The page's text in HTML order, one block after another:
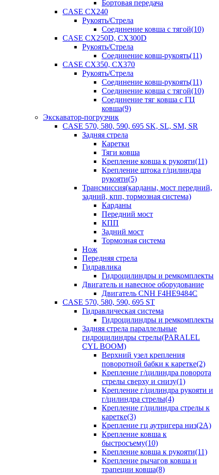
Бортовая передача
CASE CX240
Рукоять/Стрела
Соединение ковша с тягой(10)
CASE CX250D, CX300D
Рукоять/Стрела
Соединение ковш-рукоять(11)
CASE CX350, CX370
Рукоять/Стрела
Соединение ковш-рукоять(11)
Соединение ковша с тягой(10)
Соединение тяг ковша с ГЦ
ковша(9)
Экскаватор-погрузчик
CASE 570, 580, 590, 695 SK, SL, SM, SR
Задняя стрела
Каретки
Тяги ковша
Крепление ковша к рукояти(11)
Крепление штока г/цилиндра
рукояти(5)
Трансмиссия(карданы, мост передний,
задний, кпп, тормозная система)
Карданы
Передний мост
КПП
Задний мост
Тормозная система
Нож
Передняя стрела
Гидравлика
Гидроцилиндры и ремкомплекты
Двигатель и навесное оборудование
Двигатель CNH F4HE9484C
CASE 570, 580, 590, 695 ST
Гидравлическая система
Гидроцилиндры и ремкомплекты
Задняя стрела параллельные
гидроцилиндры стрелы(PARALEL
CYL BOOM)
Верхний узел крепления
поворотной бабки к каретке(2)
Крепление г/цилиндра поворота
стрелы сверху и снизу(1)
Крепление г/цилиндра рукояти и
г/цилиндра стрелы(4)
Крепление г/цилиндра стрелы к
каретке(3)
Крепление гц аутригера низ(2А)
Крепление ковша к
быстросъему(10)
Крепление ковша к рукояти(11)
Крепление рычагов ковша и
трапеции ковша(8)